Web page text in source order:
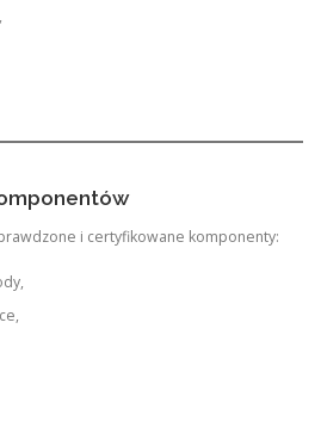
i certyfikowane komponenty: